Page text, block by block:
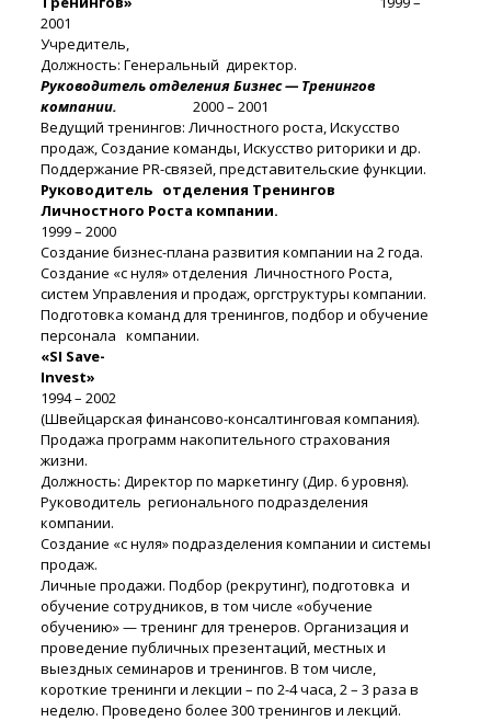
2001
Учредитель,
Должность: Генеральный директор.
Руководитель отделения Бизнес — Тренингов
компании. 2000 – 2001
Ведущий тренингов: Личностного роста, Искусство
продаж, Создание команды, Искусство риторики и др.
Поддержание PR-связей, представительские функции.
Руководитель отделения Тренингов
Личностного Роста компании.
1999 – 2000
Создание бизнес-плана развития компании на 2 года.
Создание «с нуля» отделения Личностного Роста,
систем Управления и продаж, оргструктуры компании.
Подготовка команд для тренингов, подбор и обучение
персонала компании.
«SI Save-
Invest»
1994 – 2002
(Швейцарская финансово-консалтинговая компания).
Продажа программ накопительного страхования
жизни.
Должность: Директор по маркетингу (Дир. 6 уровня).
Руководитель регионального подразделения
компании.
Создание «с нуля» подразделения компании и системы
продаж.
Личные продажи. Подбор (рекрутинг), подготовка и
обучение сотрудников, в том числе «обучение
обучению» — тренинг для тренеров. Организация и
проведение публичных презентаций, местных и
выездных семинаров и тренингов. В том числе,
короткие тренинги и лекции – по 2-4 часа, 2 – 3 раза в
неделю. Проведено более 300 тренингов и лекций.